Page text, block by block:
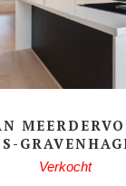
Verkocht